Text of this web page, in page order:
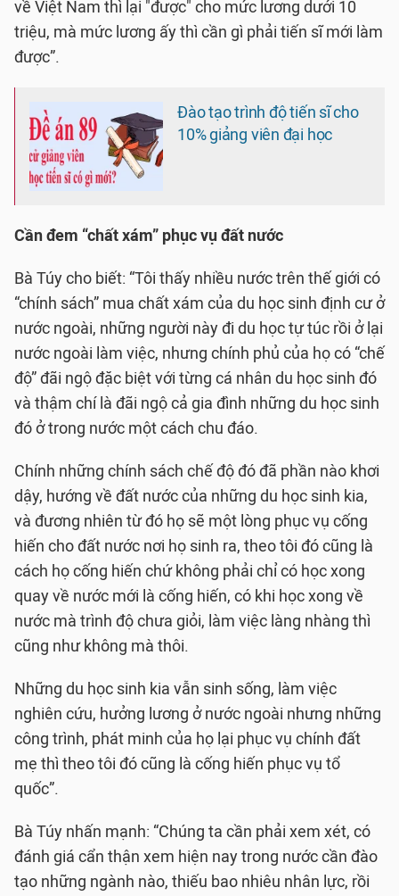
về Việt Nam thì lại "được" cho mức lương dưới 10
triệu, mà mức lương ấy thì cần gì phải tiến sĩ mới làm
được”.
Đào tạo trình độ tiến sĩ cho
10% giảng viên đại học
Cần đem “chất xám” phục vụ đất nước
Bà Túy cho biết: “Tôi thấy nhiều nước trên thế giới có
“chính sách” mua chất xám của du học sinh định cư ở
nước ngoài, những người này đi du học tự túc rồi ở lại
nước ngoài làm việc, nhưng chính phủ của họ có “chế
độ” đãi ngộ đặc biệt với từng cá nhân du học sinh đó
và thậm chí là đãi ngộ cả gia đình những du học sinh
đó ở trong nước một cách chu đáo.
Chính những chính sách chế độ đó đã phần nào khơi
dậy, hướng về đất nước của những du học sinh kia,
và đương nhiên từ đó họ sẽ một lòng phục vụ cống
hiến cho đất nước nơi họ sinh ra, theo tôi đó cũng là
cách họ cống hiến chứ không phải chỉ có học xong
quay về nước mới là cống hiến, có khi học xong về
nước mà trình độ chưa giỏi, làm việc làng nhàng thì
cũng như không mà thôi.
Những du học sinh kia vẫn sinh sống, làm việc
nghiên cứu, hưởng lương ở nước ngoài nhưng những
công trình, phát minh của họ lại phục vụ chính đất
mẹ thì theo tôi đó cũng là cống hiến phục vụ tổ
quốc”.
Bà Túy nhấn mạnh: “Chúng ta cần phải xem xét, có
đánh giá cẩn thận xem hiện nay trong nước cần đào
tạo những ngành nào, thiếu bao nhiêu nhân lực, rồi